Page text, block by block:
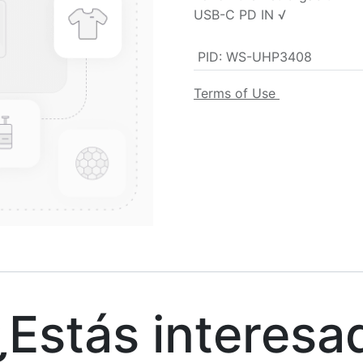
USB-C PD IN √
PID: WS-UHP3408
Terms of Use